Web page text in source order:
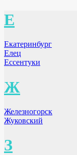
Е
Екатеринбург
Елец
Ессентуки
Ж
Железногорск
Жуковский
З